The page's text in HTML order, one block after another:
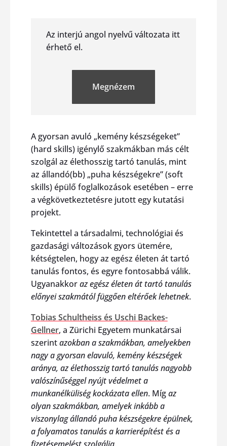
Az interjú angol nyelvű változata itt
érhető el.
Megnézem
A gyorsan avuló „kemény készségeket”
(hard skills) igénylő szakmákban más célt
szolgál az élethosszig tartó tanulás, mint
az állandó(bb) „puha készségekre” (soft
skills) épülő foglalkozások esetében – erre
a végkövetkeztetésre jutott egy kutatási
projekt.
Tekintettel a társadalmi, technológiai és
gazdasági változások gyors ütemére,
kétségtelen, hogy az egész életen át tartó
tanulás fontos, és egyre fontosabbá válik.
Ugyanakkoraz egész életen át tartó tanulás
előnyei szakmától függően eltérőek lehetnek.
Tobias Schultheiss és Uschi Backes-
Gellner, a Zürichi Egyetem munkatársai
szerintazokban a szakmákban, amelyekben
nagy a gyorsan elavuló, kemény készségek
aránya, az élethosszig tartó tanulás nagyobb
valószínűséggel nyújt védelmet a
munkanélküliség kockázata ellen. Mígaz
olyan szakmákban, amelyek inkább a
viszonylag állandó puha készségekre épülnek,
a folyamatos tanulás a karrierépítést és a